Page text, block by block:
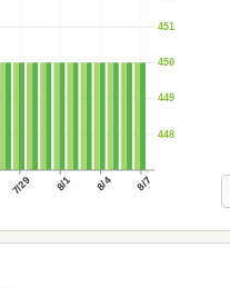
7/29 8/1 8/4 8/7
448
449
450
451